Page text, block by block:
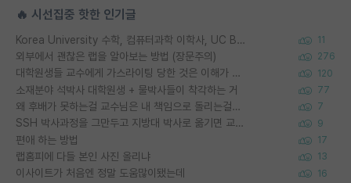
🔥 시선집중 핫한 인기글
Korea University 수학, 컴퓨터과학 이학사, UC Berkeley 산업공학 대학원 공학박사가 되는 것은 쉽지 않겠죠? 11
외부에서 괜찮은 랩을 알아보는 방법 (장문주의) 276
대학원생들 교수에게 가스라이팅 당한 것은 이해가 갑니다. 안타깝네요. 120
소재분야 석박사 대학원생 + 물박사들이 착각하는 거 77
왜 후배가 못하는걸 교수님은 내 책임으로 돌리는걸까요? 7
SSH 박사과정을 그만두고 지방대 박사로 옮기면 교수의 꿈은 끝일까요? 9
편애 하는 방법 17
랩홈피에 다들 본인 사진 올리냐 13
이사이트가 처음엔 정말 도움많이됐는데 16